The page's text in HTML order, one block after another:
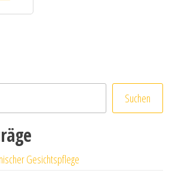
Suchen
Gesichtspflege